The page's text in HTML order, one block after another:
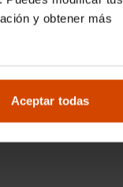
y obtener más
Aceptar todas